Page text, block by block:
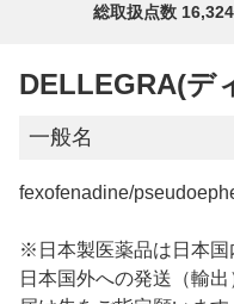
総取扱点数
DELLEGRA(デ
一般名
fexofenadine/
※日本製医薬品は日本国
日本国外への発送（輸